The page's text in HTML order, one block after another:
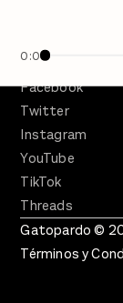
0:00
Facebook
Twitter
Instagram
YouTube
TikTok
Threads
Gatopardo ©
Términos y